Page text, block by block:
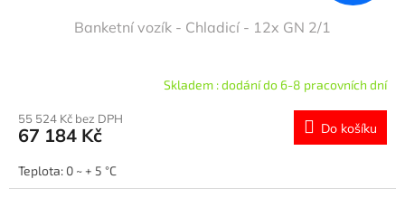
Banketní vozík - Chladicí - 12x GN 2/1
Skladem : dodání do 6-8 pracovních dní
55 524 Kč bez DPH
67 184 Kč Do košíku
Teplota: 0 ~ + 5 °C